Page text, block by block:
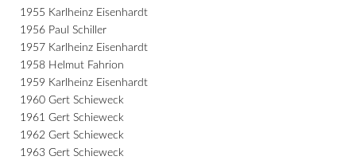
1955 Karlheinz Eisenhardt
1956 Paul Schiller
1957 Karlheinz Eisenhardt
1958 Helmut Fahrion
1959 Karlheinz Eisenhardt
1960 Gert Schieweck
1961 Gert Schieweck
1962 Gert Schieweck
1963 Gert Schieweck